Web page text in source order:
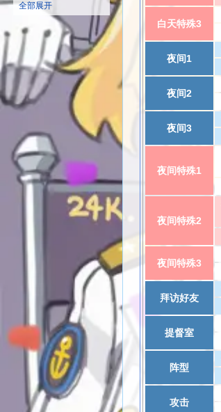
白天特殊3
夜间1
夜间2
夜间3
夜间特殊1
夜间特殊2
夜间特殊3
拜访好友
提督室
阵型
攻击
全部展开